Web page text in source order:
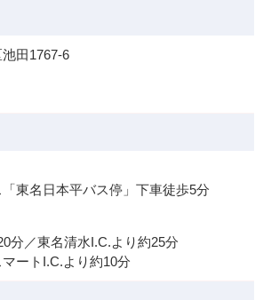
田1767-6
東名日本平バス停」下車徒歩5分
分／東名清水I.C.より約25分
ートI.C.より約10分